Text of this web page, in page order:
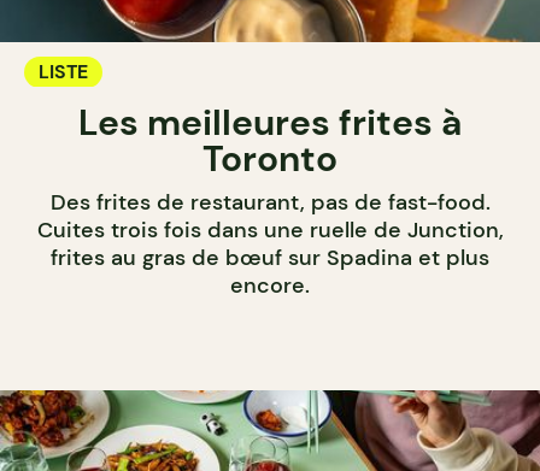
LISTE
Les meilleures frites à
Toronto
Des frites de restaurant, pas de fast-food.
Cuites trois fois dans une ruelle de Junction,
frites au gras de bœuf sur Spadina et plus
encore.